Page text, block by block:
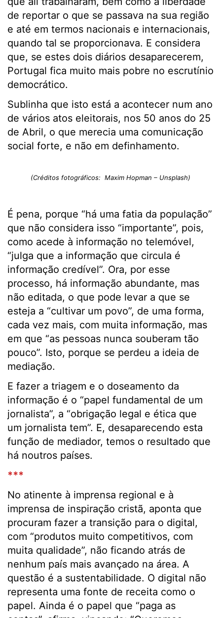
de reportar o que se passava na sua região
e até em termos nacionais e internacionais,
quando tal se proporcionava. E considera
que, se estes dois diários desaparecerem,
Portugal fica muito mais pobre no escrutínio
democrático.
Sublinha que isto está a acontecer num ano
de vários atos eleitorais, nos 50 anos do 25
de Abril, o que merecia uma comunicação
social forte, e não em definhamento.
(Créditos fotográficos: Maxim Hopman – Unsplash)
É pena, porque “há uma fatia da população”
que não considera isso “importante”, pois,
como acede à informação no telemóvel,
“julga que a informação que circula é
informação credível”. Ora, por esse
processo, há informação abundante, mas
não editada, o que pode levar a que se
esteja a “cultivar um povo”, de uma forma,
cada vez mais, com muita informação, mas
em que “as pessoas nunca souberam tão
pouco”. Isto, porque se perdeu a ideia de
mediação.
E fazer a triagem e o doseamento da
informação é o “papel fundamental de um
jornalista”, a “obrigação legal e ética que
um jornalista tem”. E, desaparecendo esta
função de mediador, temos o resultado que
há noutros países.
***
No atinente à imprensa regional e à
imprensa de inspiração cristã, aponta que
procuram fazer a transição para o digital,
com “produtos muito competitivos, com
muita qualidade”, não ficando atrás de
nenhum país mais avançado na área. A
questão é a sustentabilidade. O digital não
representa uma fonte de receita como o
papel. Ainda é o papel que “paga as